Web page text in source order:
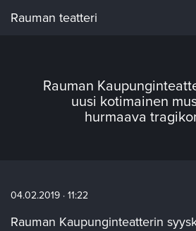
Rauman teatteri
Rauman
uusi kotimainen
hurmaava
04.02.2019 · 11:22
Rauman Kaupunginteatterin